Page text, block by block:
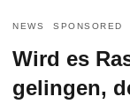
NEWS SPONSORED
Wird es
gelingen,